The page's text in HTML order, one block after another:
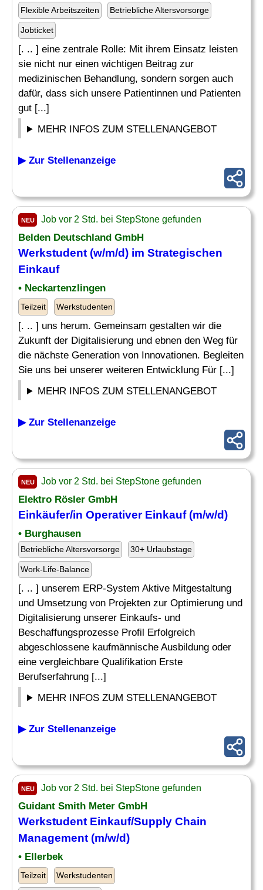
Flexible Arbeitszeiten Betriebliche Altersvorsorge
Jobticket
[. .. ] eine zentrale Rolle: Mit ihrem Einsatz leisten
sie nicht nur einen wichtigen Beitrag zur
medizinischen Behandlung, sondern sorgen auch
dafür, dass sich unsere Patientinnen und Patienten
gut [...]
MEHR INFOS ZUM STELLENANGEBOT
▶ Zur Stellenanzeige
NEU Job vor 2 Std. bei StepStone gefunden
Belden Deutschland GmbH
Werkstudent (w/m/d) im Strategischen
Einkauf
• Neckartenzlingen
Teilzeit Werkstudenten
[. .. ] uns herum. Gemeinsam gestalten wir die
Zukunft der Digitalisierung und ebnen den Weg für
die nächste Generation von Innovationen. Begleiten
Sie uns bei unserer weiteren Entwicklung Für [...]
MEHR INFOS ZUM STELLENANGEBOT
▶ Zur Stellenanzeige
NEU Job vor 2 Std. bei StepStone gefunden
Elektro Rösler GmbH
Einkäufer/in Operativer Einkauf(m/w/d)
• Burghausen
Betriebliche Altersvorsorge 30+ Urlaubstage
Work-Life-Balance
[. .. ] unserem ERP-System Aktive Mitgestaltung
und Umsetzung von Projekten zur Optimierung und
Digitalisierung unserer Einkaufs- und
Beschaffungsprozesse Profil Erfolgreich
abgeschlossene kaufmännische Ausbildung oder
eine vergleichbare Qualifikation Erste
Berufserfahrung [...]
MEHR INFOS ZUM STELLENANGEBOT
▶ Zur Stellenanzeige
NEU Job vor 2 Std. bei StepStone gefunden
Guidant Smith Meter GmbH
Werkstudent Einkauf/Supply Chain
Management (m/w/d)
• Ellerbek
Teilzeit Werkstudenten